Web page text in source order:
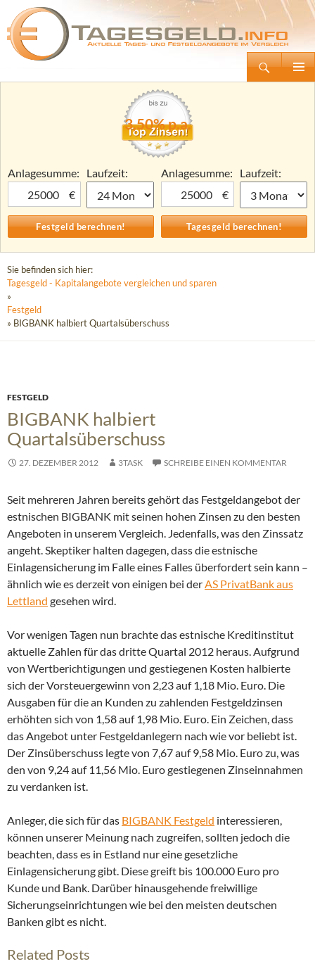
Tagesgeld.info – Tagesgeldkonten vergleichen und Tagesgeld-Zinsen berechnen
Zum
3,50% p.a.
Anlagesumme:
€
Laufzeit:
Anlagesumme:
€
Laufzeit:
Sie befinden sich hier:
Tagesgeld - Kapitalangebote vergleichen und sparen
»
Festgeld
» BIGBANK halbiert Quartalsüberschuss
FESTGELD
BIGBANK halbiert
Quartalsüberschuss
27. DEZEMBER 2012 3TASK SCHREIBE EINEN KOMMENTAR
Seit mehreren Jahren bereits gehört das Festgeldangebot der
estnischen BIGBANK mit seinen hohen Zinsen zu den besten
Angeboten in unserem Vergleich. Jedenfalls, was den Zinssatz
angeht.Skeptiker halten dagegen, dass die estnische
Einlagensicherung im Falle eines Falles überfordert sein kann –
ähnlich wie es derzeit von einigen bei derAS PrivatBank aus
Lettland gesehen wird.
Vor wenigen Tagen nun brachte das estnische Kreditinstitut
aktuelle Zahlen für das dritte Quartal 2012 heraus. Aufgrund
von Wertberichtigungen und gestiegenen Kosten halbierte
sich der Vorsteuergewinn von 2,23 auf 1,18 Mio. Euro. Die
Ausgaben für die an Kunden zu zahlenden Festgeldzinsen
erhöhten sich von 1,58 auf 1,98 Mio. Euro. Ein Zeichen, dass
das Angebot unter Festgeldanlegern nach wie vor beliebt ist.
Der Zinsüberschuss legte von 7,67 auf 9,58 Mio. Euro zu, was
den von 9,24 auf 11,56 Mio. Euro gestiegenen Zinseinnahmen
zu verdanken ist.
Anleger, die sich für das BIGBANK Festgeld interessieren,
können unserer Meinung nach zugreifen, sollten jedoch die
beachten, dass es in Estland nur eine gesetzliche
Einlagensicherung gibt. Diese greift bis 100.000 Euro pro
Kunde und Bank. Darüber hinausgehende freiwillige
Sicherungseinrichtungen wie bei den meisten deutschen
Banken gibt es nicht.
Related Posts